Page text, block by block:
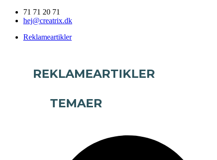
71 71 20 71
hej@creatrix.dk
Reklameartikler
REKLAMEARTIKLER
TEMAER